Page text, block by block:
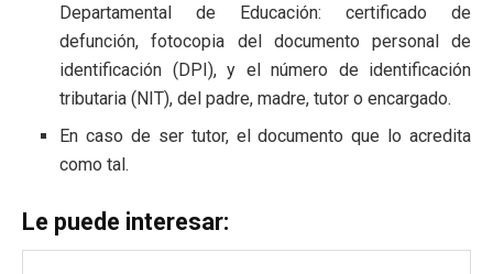
Departamental de Educación: certificado de
defunción, fotocopia del documento personal de
identificación (DPI), y el número de identificación
tributaria (NIT), del padre, madre, tutor o encargado.
En caso de ser tutor, el documento que lo acredita
como tal.
Le puede interesar: